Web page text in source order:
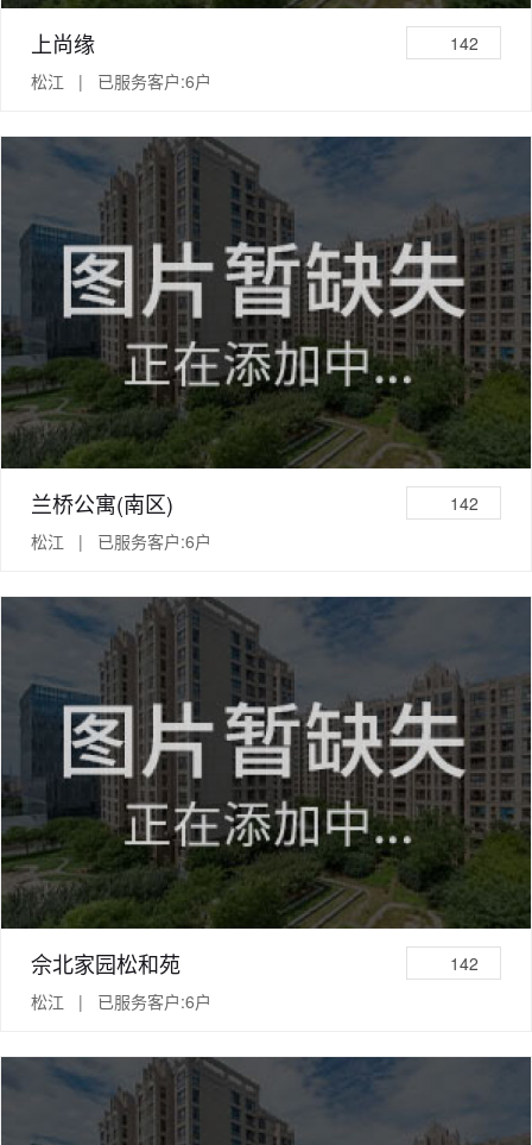
上尚缘
142
松江 | 已服务客户:6户
兰桥公寓(南区)
142
松江 | 已服务客户:6户
佘北家园松和苑
142
松江 | 已服务客户:6户